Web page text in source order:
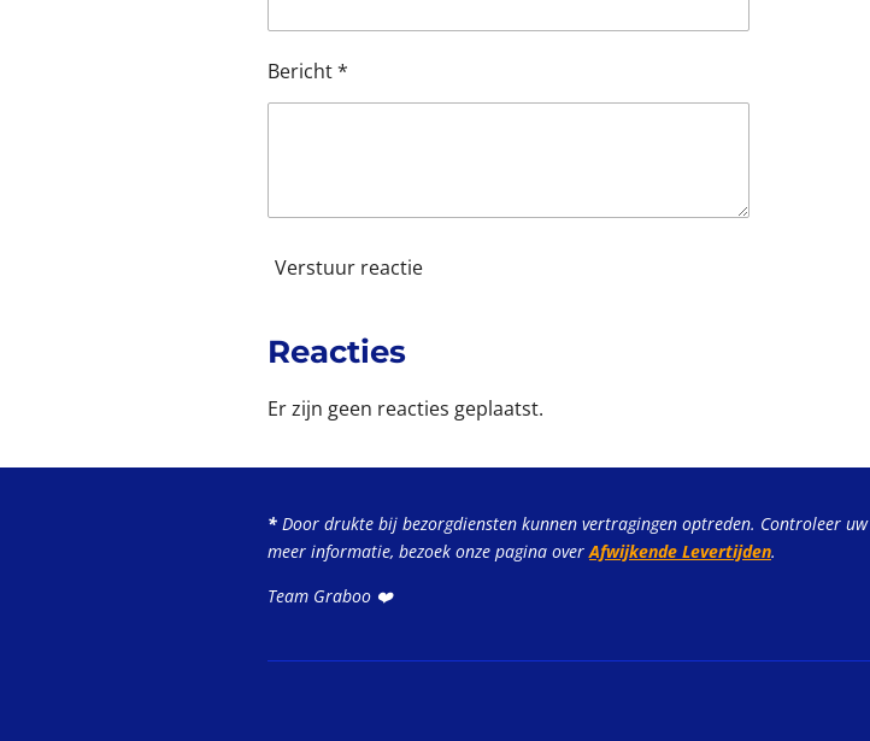
e
n
Bericht *
Verstuur reactie
Reacties
Er zijn geen reacties geplaatst.
* Door drukte bij bezorgdiensten kunnen vertragingen optreden. Controleer uw
meer informatie, bezoek onze pagina overAfwijkende Levertijden.
Team Graboo ❤️